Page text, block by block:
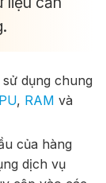
dụng chung
, RAM và
của hàng
dịch vụ